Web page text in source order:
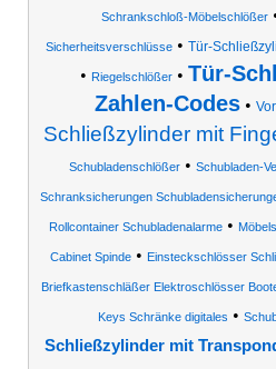
Schrankschloß-Möbelschlößer
Sicherheitsverschlüsse• Tür-
• Riegelschlößer • Tür-
Zahlen-Codes•
Schließzylinder mit
Schubladenschlößer• Schubladen-
Schranksicherungen
Rollcontainer Schubladenalarme •
Cabinet Spinde • Einsteckschlösser
Briefkastenschläßer Elektroschlösser
Keys Schränke digitales •
Schließzylinder mit